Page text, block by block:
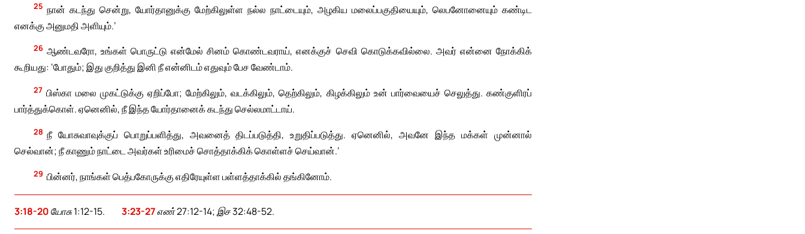
25 நான் கடந்து சென்று, யோர்தானுக்கு மேற்கிலுள்ள நல்ல நாட்டையும், அழகிய மலைப்பகுதியையும், லெபனோனையும் கண்டிட
எனக்கு அனுமதி அளியும்.’
26 ஆண்டவரோ, உங்கள் பொருட்டு என்மேல் சினம் கொண்டவராய், எனக்குச் செவி கொடுக்கவில்லை. அவர் என்னை நோக்கிக்
கூறியது: ‘போதும்; இது குறித்து இனி நீ என்னிடம் எதுவும் பேச வேண்டாம்.
27 பிஸ்கா மலை முகட்டுக்கு ஏறிப்போ; மேற்கிலும், வடக்கிலும், தெற்கிலும், கிழக்கிலும் உன் பார்வையைச் செலுத்து. கண்குளிரப்
பார்த்துக்கொள். ஏனெனில், நீ இந்த யோர்தானைக் கடந்து செல்லமாட்டாய்.
28 நீ யோசுவாவுக்குப் பொறுப்பளித்து, அவனைத் திடப்படுத்தி, உறுதிப்படுத்து. ஏனெனில், அவனே இந்த மக்கள் முன்னால்
செல்வான்; நீ காணும் நாட்டை அவர்கள் உரிமைச் சொத்தாக்கிக் கொள்ளச் செய்வான்.’
29 பின்னர், நாங்கள் பெத்பகோருக்கு எதிரேயுள்ள பள்ளத்தாக்கில் தங்கினோம்.
3:18-20யோசு 1:12-15. 3:23-27எண் 27:12-14; இச 32:48-52.